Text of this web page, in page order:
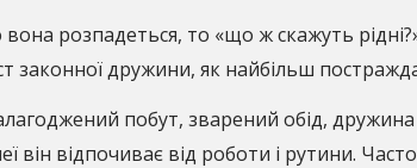
розпадеться, то «що ж скажуть
дружини, як найбільш
побут, зварений обід,
він відпочиває від роботи і рутини.